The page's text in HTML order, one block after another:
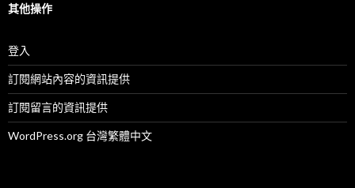
其他操作
登入
訂閱網站內容的資訊提供
訂閱留言的資訊提供
WordPress.org 台灣繁體中文